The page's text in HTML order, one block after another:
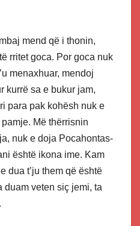
mend që i thonin,
rritet goca. Por goca nuk
menaxhuar, mendoj
kurrë sa e bukur jam,
para pak kohësh nuk e
Më thërrisnin
nuk e doja Pocahontas-
është ikona ime. Kam
dua t’ju them që është
duam veten siç jemi, ta